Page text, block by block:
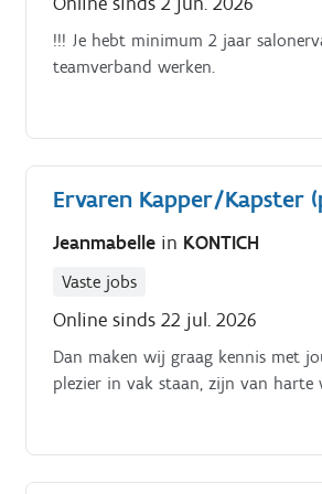
!!! Je hebt minimum 2 jaar
teamverband werken.
Ervaren Kapper/
Jeanmabelle in KONTICH
Vaste jobs
Online sinds 22 jul. 2026
Dan maken wij graag kennis met
plezier in vak staan, zijn van harte